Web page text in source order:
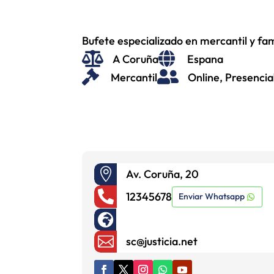
Bufete especializado en mercantil y
 A Coruña Espana
 Mercantil Online,
 Av. Coruña, 20
 12345678 Enviar Whatsapp


sc@justicia.net